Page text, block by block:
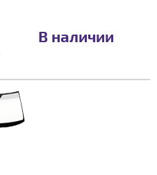
В наличии